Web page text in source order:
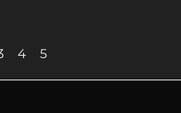
4 5